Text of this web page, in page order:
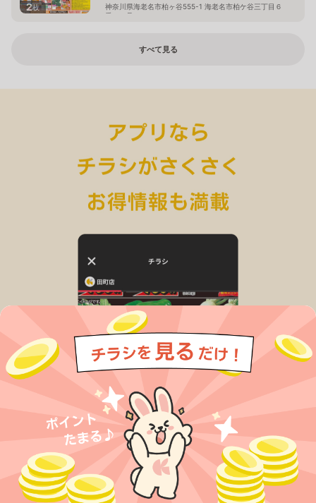
2枚
神奈川県海老名市柏ヶ谷555-1 海老名市柏ケ谷三丁目６
番４３号
すべて見る